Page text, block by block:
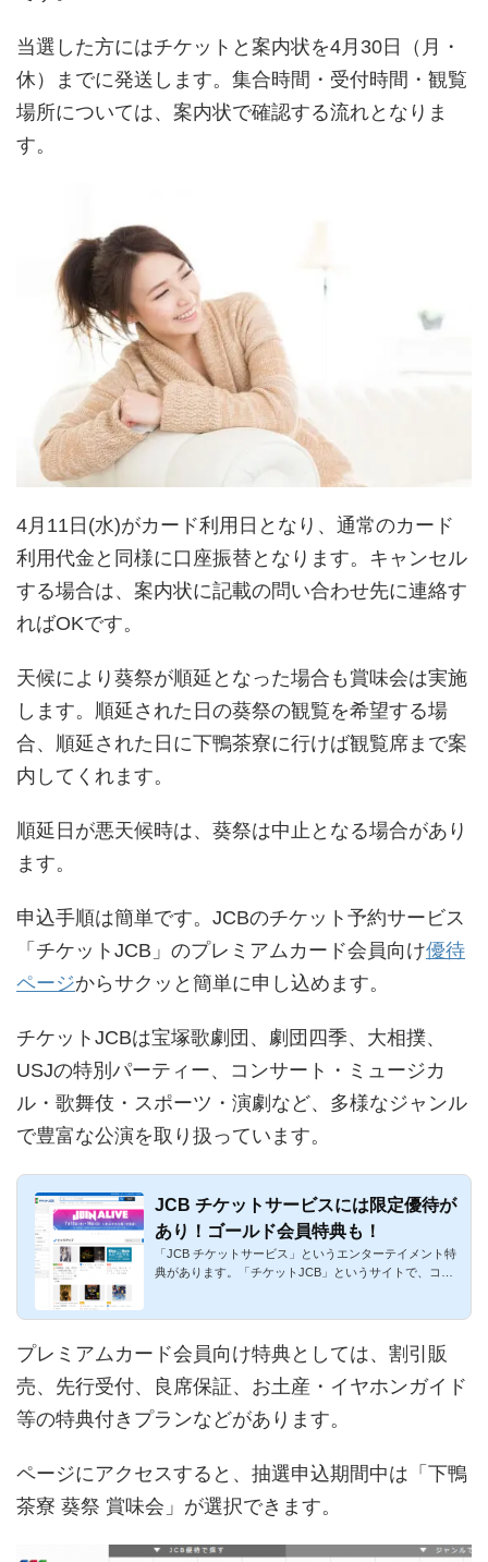
当選した方にはチケットと案内状を4月30日（月・
休）までに発送します。集合時間・受付時間・観覧
場所については、案内状で確認する流れとなりま
す。
4月11日(水)がカード利用日となり、通常のカード
利用代金と同様に口座振替となります。キャンセル
する場合は、案内状に記載の問い合わせ先に連絡す
ればOKです。
天候により葵祭が順延となった場合も賞味会は実施
します。順延された日の葵祭の観覧を希望する場
合、順延された日に下鴨茶寮に行けば観覧席まで案
内してくれます。
順延日が悪天候時は、葵祭は中止となる場合があり
ます。
申込手順は簡単です。JCBのチケット予約サービス
「チケットJCB」のプレミアムカード会員向け優待
ページからサクッと簡単に申し込めます。
チケットJCBは宝塚歌劇団、劇団四季、大相撲、
USJの特別パーティー、コンサート・ミュージカ
ル・歌舞伎・スポーツ・演劇など、多様なジャンル
で豊富な公演を取り扱っています。
JCB チケットサービスには限定優待が
あり！ゴールド会員特典も！
「JCB チケットサービス」というエンターテイメント特
典があります。「チケットJCB」というサイトで、コン
プレミアムカード会員向け特典としては、割引販
売、先行受付、良席保証、お土産・イヤホンガイド
等の特典付きプランなどがあります。
ページにアクセスすると、抽選申込期間中は「下鴨
茶寮 葵祭 賞味会」が選択できます。